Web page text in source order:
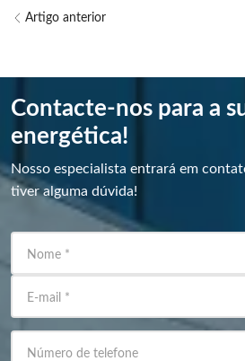
Artigo anterior
Contacte-nos para a
energética!
Nosso especialista entrará em
tiver alguma dúvida!
Nome *
E-mail *
Número de telefone